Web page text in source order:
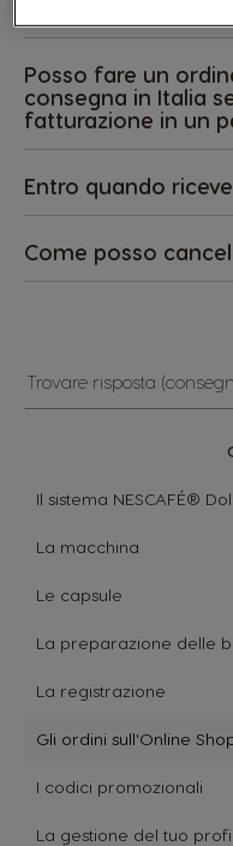
Posso fare un
consegna in Italia
fatturazione in un
Entro quando
Come posso
risposta
(consegna,
Il sistema NESCAFÉ®
La macchina
Le capsule
La preparazione delle
La registrazione
Gli ordini sull'Online
I codici promozionali
La gestione del tuo